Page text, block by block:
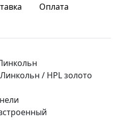
Оплата
/ HPL золото